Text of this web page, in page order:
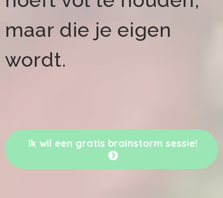
maar die je eigen
wordt.
Ik wil een gratis brainstorm sessie!